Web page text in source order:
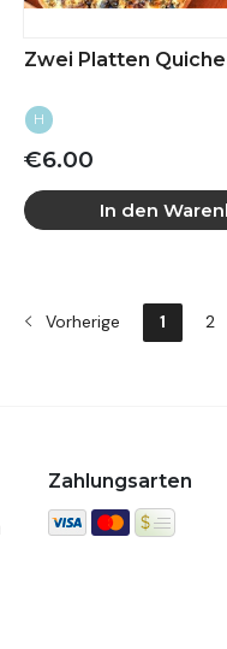
Spieße
Zwei Platten Quiche
H
€6.00
In den
Vorherige 1 2
Zahlungsarten